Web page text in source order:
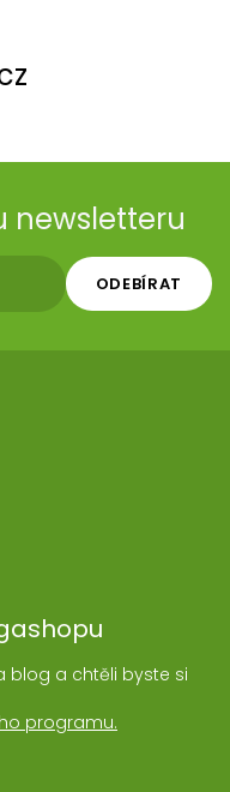
newsletteru
ODEBÍRAT
blog a chtěli byste si
programu.